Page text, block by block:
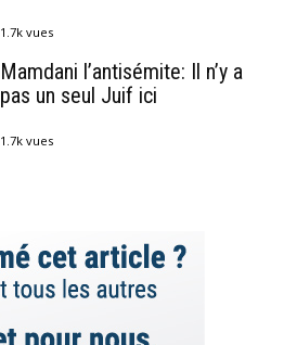
1.7k vues
Mamdani l’antisémite: Il n’y a
pas un seul Juif ici
1.7k vues